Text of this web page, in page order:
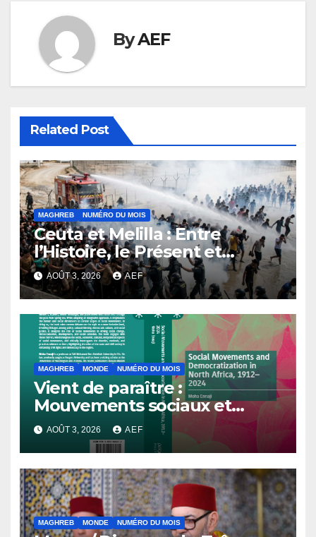
ByAEF
Related Post
MAGHREB NUMÉRO DU MOIS
Ceuta et Melilla : Entre
l’Histoire, le Présent et
l’Avenir
AOÛT 3, 2026 AEF
MAGHREB MONDE NUMÉRO DU MOIS
Vient de paraître :
Mouvements sociaux et
démocratisation en Afrique
du Nord, 1912-2024
AOÛT 3, 2026 AEF
MAGHREB MONDE NUMÉRO DU MOIS